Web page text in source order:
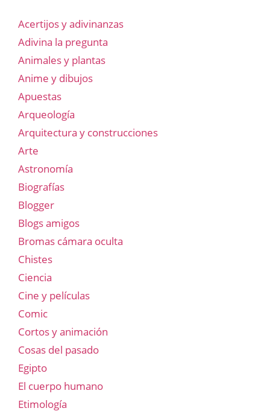
Acertijos y adivinanzas
Adivina la pregunta
Animales y plantas
Anime y dibujos
Apuestas
Arqueología
Arquitectura y construcciones
Arte
Astronomía
Biografías
Blogger
Blogs amigos
Bromas cámara oculta
Chistes
Ciencia
Cine y películas
Comic
Cortos y animación
Cosas del pasado
Egipto
El cuerpo humano
Etimología